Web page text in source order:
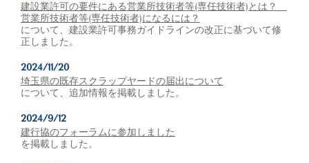
建設業許可の要件にある営業所技術者等(専任技術者)とは？
営業所技術者等(専任技術者)になるには？
について、建設業許可事務ガイドラインの改正に基づいて修
正しました。
2024/11/20
埼玉県の既存スクラップヤードの届出について
について、追加情報を掲載しました。
2024/9/12
建行協のフォーラムに参加しました
を掲載しました。